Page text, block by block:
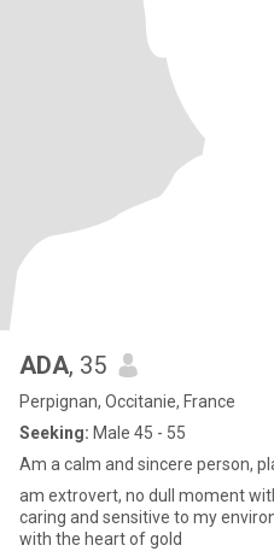
ADA, 35
Perpignan, Occitanie, France
Seeking: Male 45 - 55
Am a calm and sincere person,
am extrovert, no dull moment
caring and sensitive to my
with the heart of gold